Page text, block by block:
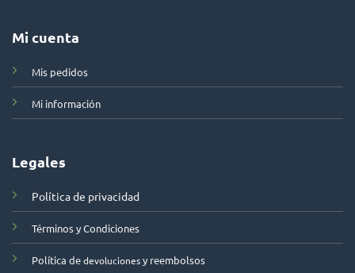
Mi cuenta
Mis pedidos
Mi información
Legales
Política de privacidad
Términos y Condiciones
Política dedevolucionesy reembolsos